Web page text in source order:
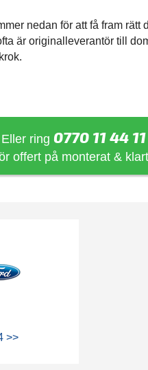
nedan för att få fram rätt
är originalleverantör till
Eller ring 0770 11 44 11
offert på monterat &
>>